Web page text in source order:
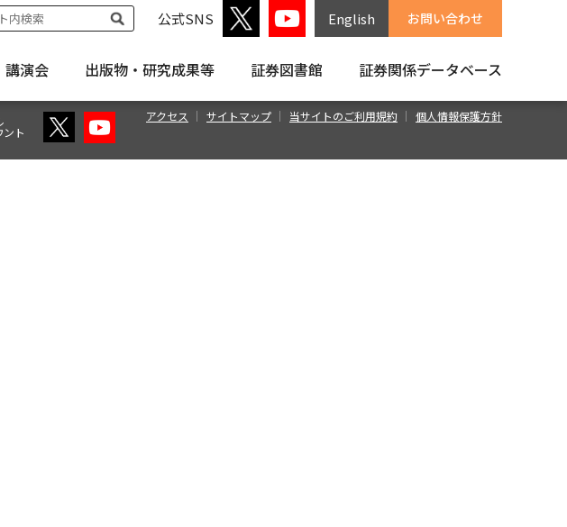
公式SNS English お問い合わせ
講演会 出版物・ 研究成果等 証券図書館 証券関係データベース
アクセス サイトマップ 当サイトのご利用規約 個人情報保護方針
ト